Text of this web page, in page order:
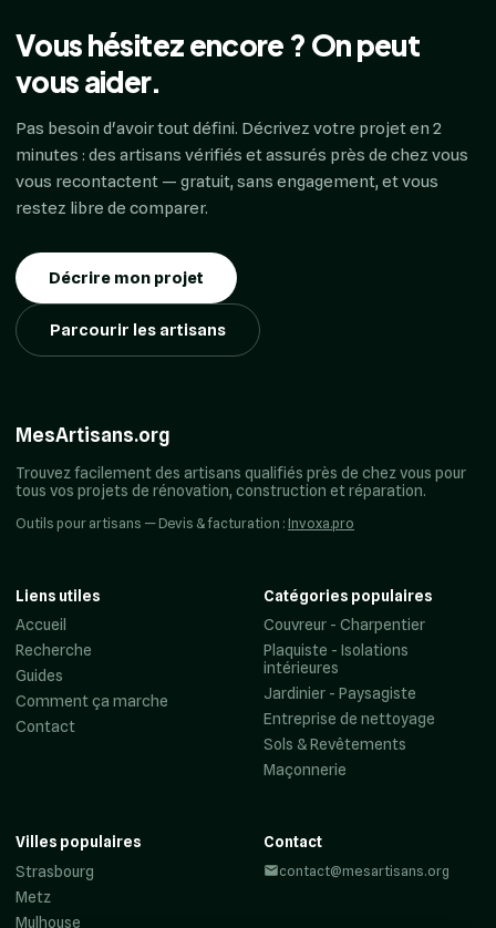
Vous hésitez encore ? On peut
vous aider.
Pas besoin d'avoir tout défini. Décrivez votre projet en 2
minutes : des artisans vérifiés et assurés près de chez vous
vous recontactent — gratuit, sans engagement, et vous
restez libre de comparer.
Décrire mon projet
Parcourir les artisans
MesArtisans.org
Trouvez facilement des artisans qualifiés près de chez vous pour
tous vos projets de rénovation, construction et réparation.
Outils pour artisans — Devis & facturation : Invoxa.pro
Liens utiles
Accueil
Recherche
Guides
Comment ça marche
Contact
Catégories populaires
Couvreur - Charpentier
Plaquiste - Isolations
intérieures
Jardinier - Paysagiste
Entreprise de nettoyage
Sols & Revêtements
Maçonnerie
Villes populaires
Strasbourg
Metz
Mulhouse
Contact
contact@mesartisans.org